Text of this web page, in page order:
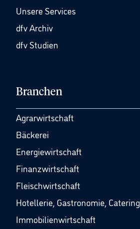
Unsere Services
dfv Archiv
dfv Studien
Branchen
Agrarwirtschaft
Bäckerei
Energiewirtschaft
Finanzwirtschaft
Fleischwirtschaft
Hotellerie, Gastronomie, Catering
Immobilienwirtschaft